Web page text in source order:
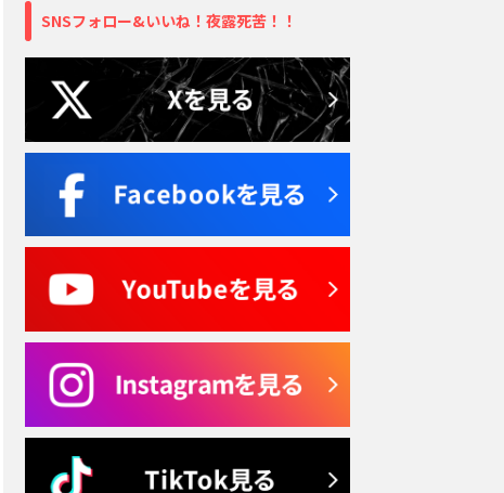
SNSフォロー&いいね！夜露死苦！！